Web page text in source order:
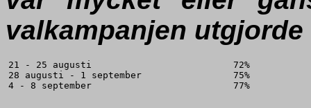
valkampanjen utgjorde
21 - 25 augusti
28 augusti - 1 september
4 - 8 september
72%
75%
77%